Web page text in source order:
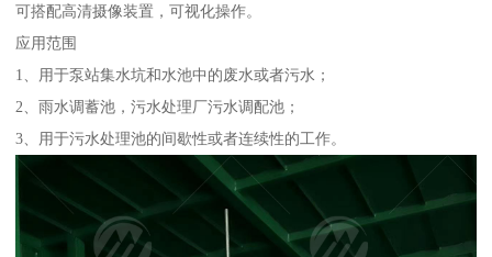
可搭配高清摄像装置，可视化操作。
应用范围
1、用于泵站集水坑和水池中的废水或者污水；
2、雨水调蓄池，污水处理厂污水调配池；
3、用于污水处理池的间歇性或者连续性的工作。